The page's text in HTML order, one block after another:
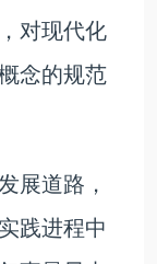
对现代化
念的规范
道路，
践进程中